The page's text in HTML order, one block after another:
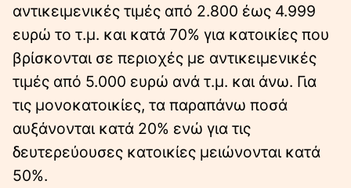
αντικειμενικές τιμές από 2.800 έως 4.999
ευρώ το τ.μ. και κατά 70% για κατοικίες που
βρίσκονται σε περιοχές με αντικειμενικές
τιμές από 5.000 ευρώ ανά τ.μ. και άνω. Για
τις μονοκατοικίες, τα παραπάνω ποσά
αυξάνονται κατά 20% ενώ για τις
δευτερεύουσες κατοικίες μειώνονται κατά
50%.